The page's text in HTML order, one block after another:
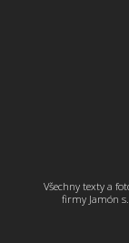
Všechny texty a
firmy Jamón